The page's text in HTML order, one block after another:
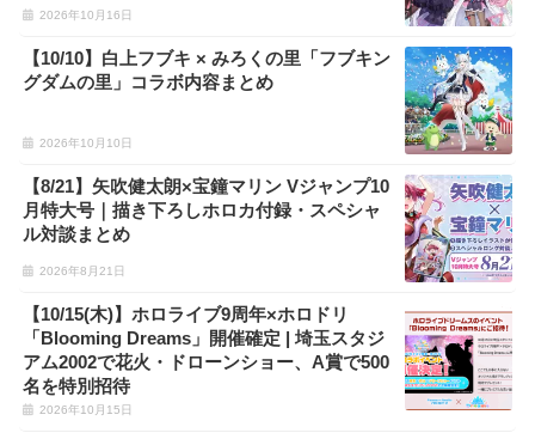
2026年10月16日
2026年10月10日
【10/10】白上フブキ × みろくの里「フブキン
グダムの里」コラボ内容まとめ
2026年8月21日
【8/21】矢吹健太朗×宝鐘マリン Vジャンプ10
月特大号｜描き下ろしホロカ付録・スペシャ
ル対談まとめ
2026年10月15日
【10/15(木)】ホロライブ9周年×ホロドリ
「Blooming Dreams」開催確定 | 埼玉スタジ
アム2002で花火・ドローンショー、A賞で500
名を特別招待